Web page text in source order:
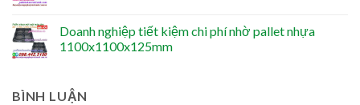
Doanh nghiệp tiết kiệm chi phí nhờ pallet nhựa
1100x1100x125mm
BÌNH LUẬN